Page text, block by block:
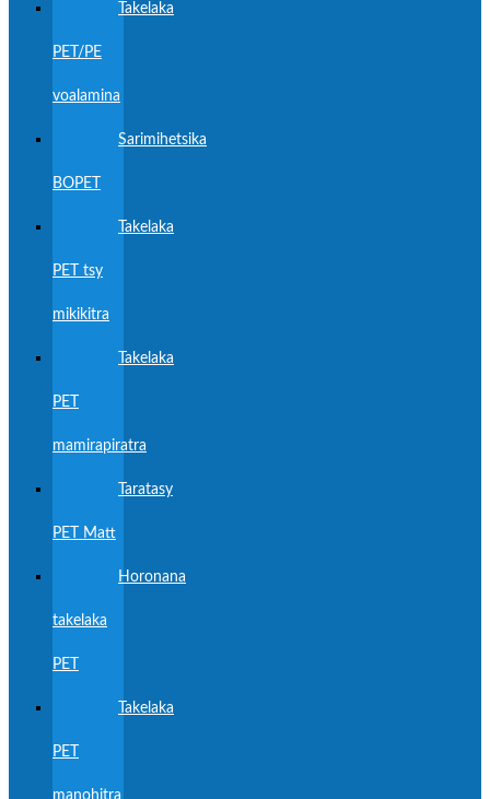
Takelaka
PET/PE
voalamina
Sarimihetsika
BOPET
Takelaka
PET tsy
mikikitra
Takelaka
PET
mamirapiratra
Taratasy
PET Matt
Horonana
takelaka
PET
Takelaka
PET
manohitra